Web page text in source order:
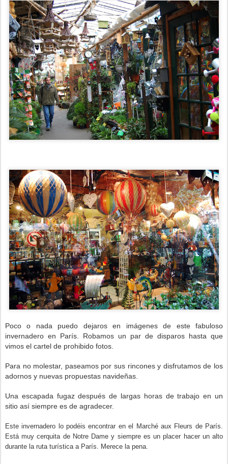
Poco o nada puedo dejaros en imágenes de este fabuloso
invernadero en París. Robamos un par de disparos hasta que
vimos el cartel de prohibido fotos.
Para no molestar, paseamos por sus rincones y disfrutamos de los
adornos y nuevas propuestas navideñas.
Una escapada fugaz después de largas horas de trabajo en un
sitio así siempre es de agradecer.
Este invernadero lo podéis encontrar en el Marché aux Fleurs de París.
Está muy cerquita de Notre Dame y siempre es un placer hacer un alto
durante la ruta turística a París. Merece la pena.